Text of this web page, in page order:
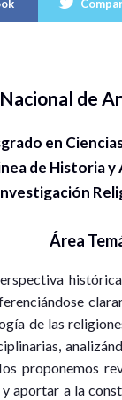
de
en
de Historia
Área
de las
proponemos
aportar a la